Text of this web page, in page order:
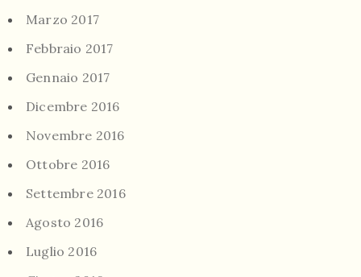
Marzo 2017
Febbraio 2017
Gennaio 2017
Dicembre 2016
Novembre 2016
Ottobre 2016
Settembre 2016
Agosto 2016
Luglio 2016